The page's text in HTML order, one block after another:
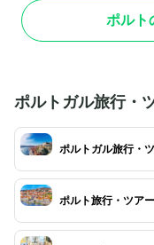
ョルジュ・コラッソがア
た。アズレージョに描か
祭りの様子、交通や汽車
時計やガラスなども非常
ます。中心街に位置して
アクセスも便利です。駅
ョップも多く、食事やお
ポルト
ポルトガル旅行・
ポルトガル旅行・
ポルト旅行・ツア